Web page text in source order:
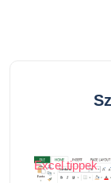
Excel tippek